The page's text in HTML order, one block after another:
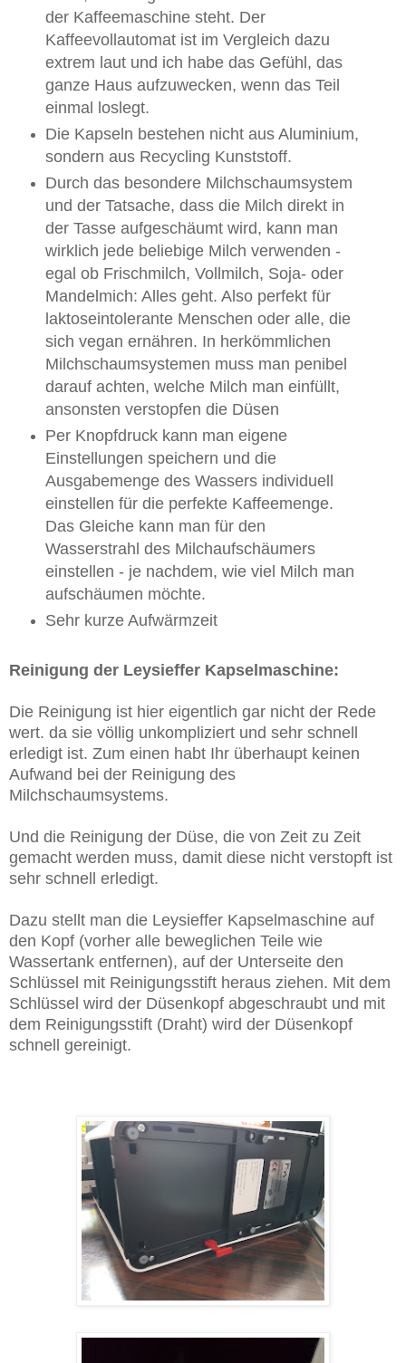
der Kaffeemaschine steht. Der
Kaffeevollautomat ist im Vergleich dazu
extrem laut und ich habe das Gefühl, das
ganze Haus aufzuwecken, wenn das Teil
einmal loslegt.
Die Kapseln bestehen nicht aus Aluminium,
sondern aus Recycling Kunststoff.
Durch das besondere Milchschaumsystem
und der Tatsache, dass die Milch direkt in
der Tasse aufgeschäumt wird, kann man
wirklich jede beliebige Milch verwenden -
egal ob Frischmilch, Vollmilch, Soja- oder
Mandelmich: Alles geht. Also perfekt für
laktoseintolerante Menschen oder alle, die
sich vegan ernähren. In herkömmlichen
Milchschaumsystemen muss man penibel
darauf achten, welche Milch man einfüllt,
ansonsten verstopfen die Düsen
Per Knopfdruck kann man eigene
Einstellungen speichern und die
Ausgabemenge des Wassers individuell
einstellen für die perfekte Kaffeemenge.
Das Gleiche kann man für den
Wasserstrahl des Milchaufschäumers
einstellen - je nachdem, wie viel Milch man
aufschäumen möchte.
Sehr kurze Aufwärmzeit
Reinigung der Leysieffer Kapselmaschine:
Die Reinigung ist hier eigentlich gar nicht der Rede
wert. da sie völlig unkompliziert und sehr schnell
erledigt ist. Zum einen habt Ihr überhaupt keinen
Aufwand bei der Reinigung des
Milchschaumsystems.
Und die Reinigung der Düse, die von Zeit zu Zeit
gemacht werden muss, damit diese nicht verstopft ist
sehr schnell erledigt.
Dazu stellt man die Leysieffer Kapselmaschine auf
den Kopf (vorher alle beweglichen Teile wie
Wassertank entfernen), auf der Unterseite den
Schlüssel mit Reinigungsstift heraus ziehen. Mit dem
Schlüssel wird der Düsenkopf abgeschraubt und mit
dem Reinigungsstift (Draht) wird der Düsenkopf
schnell gereinigt.